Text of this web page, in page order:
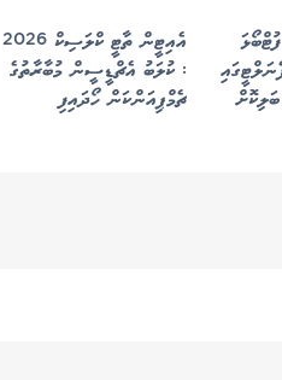
2026: ޕެނަލްޓީގައި
އެއިޓީން ތާޓީ ކްލަސިކް 2026
: ކުލަބު އެޗްޑީސީން މުބާރާތުގެ
ޗެމްޕިއަންކަން ހޯދައިފި